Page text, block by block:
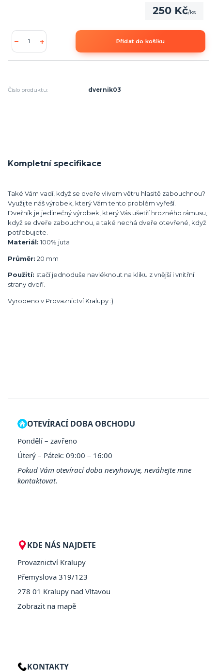
250 Kč/ks
Přidat do košíku
Číslo produktu: dvernik03
Kompletní specifikace
Také Vám vadí, když se dveře vlivem větru hlasitě zabouchnou?
Využijte náš výrobek, který Vám tento problém vyřeší.
Dveřník je jedinečný výrobek, který Vás ušetří hrozného rámusu,
když se dveře zabouchnou, a také nechá dveře otevřené, když
potřebujete.
Materiál: 100% juta
Průměr: 20 mm
Použití: stačí jednoduše navléknout na kliku z vnější i vnitřní
strany dveří.
Vyrobeno v Provaznictví Kralupy :)
OTEVÍRACÍ DOBA OBCHODU
Pondělí – zavřeno
Úterý – Pátek: 09:00 – 16:00
Pokud Vám otevírací doba nevyhovuje, neváhejte mne
kontaktovat.
KDE NÁS NAJDETE
Provaznictví Kralupy
Přemyslova 319/123
278 01 Kralupy nad Vltavou
Zobrazit na mapě
KONTAKTY